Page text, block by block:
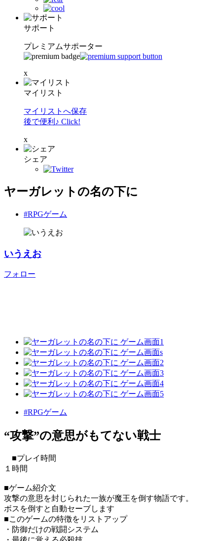
サポート
プレミアムサポーター
x
マイリスト
マイリストへ保存
後で便利♪ Click!
x
シェア
ヤーガレットの名の下に
#RPGゲーム
いうえお
フォロー
#RPGゲーム
“攻撃”の意思がもてない戦士
■プレイ時間
１時間
■ゲーム紹介文
攻撃の意思を封じられた一族が魔王を倒す物語です。
ボスを倒すと自動セーブします
■このゲームの特徴をリストアップ
・防御だけの戦闘システム